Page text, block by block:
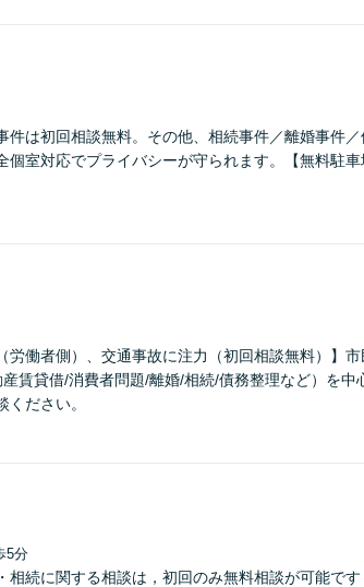
件は初回相談無料。その他、相続事件／離婚事件
室対応でプライバシーが守られます。【無料駐車
労働者側）、交通事故に注力（初回相談無料）】
賃貸借/消費者問題/離婚/相続/債務整理など）を中
ださい。
5分
相続に関する相談は，初回のみ無料相談が可能で